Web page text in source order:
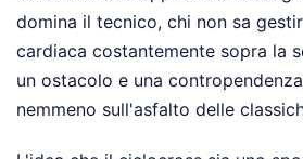
domina il tecnico, chi non sa
cardiaca costantemente sopra la
un ostacolo e una
nemmeno sull'asfalto delle